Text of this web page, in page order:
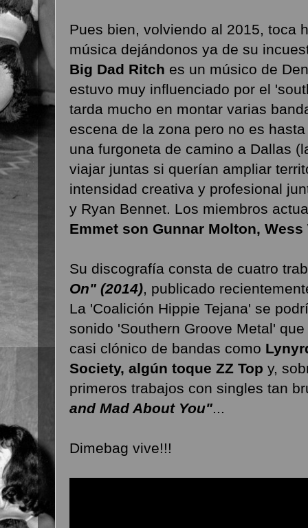
Pues bien, volviendo al 2015, toca
música dejándonos ya de su
Big Dad Ritch es un músico de
estuvo muy influenciado por el
tarda mucho en montar varias
escena de la zona pero no es
una furgoneta de camino a Dallas
viajar juntas si querían ampliar
intensidad creativa y profesional
y Ryan Bennet. Los miembros
Emmet son Gunnar Molton,
Su discografía consta de cuatro
On" (2014) , publicado
La 'Coalición Hippie Tejana' se
sonido 'Southern Groove Metal'
casi clónico de bandas como
Society, algún toque ZZ Top y,
primeros trabajos con singles tan
and Mad About You"
Dimebag vive!!!